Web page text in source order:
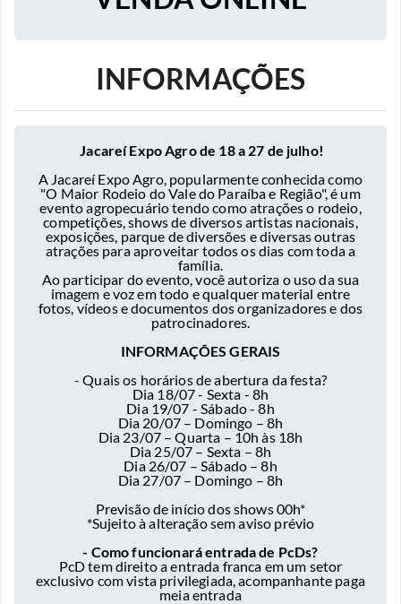
INFORMAÇÕES
Jacareí Expo Agro de 18 a 27 de julho!
A Jacareí Expo Agro, popularmente conhecida como
"O Maior Rodeio do Vale do Paraíba e Região", é um
evento agropecuário tendo como atrações o rodeio,
competições, shows de diversos artistas nacionais,
exposições, parque de diversões e diversas outras
atrações para aproveitar todos os dias com toda a
família.
Ao participar do evento, você autoriza o uso da sua
imagem e voz em todo e qualquer material entre
fotos, vídeos e documentos dos organizadores e dos
patrocinadores.
INFORMAÇÕES GERAIS
- Quais os horários de abertura da festa?
Dia 18/07 - Sexta - 8h
Dia 19/07 - Sábado - 8h
Dia 20/07 – Domingo – 8h
Dia 23/07 – Quarta – 10h às 18h
Dia 25/07 – Sexta – 8h
Dia 26/07 – Sábado – 8h
Dia 27/07 – Domingo – 8h
Previsão de início dos shows 00h*
*Sujeito à alteração sem aviso prévio
- Como funcionará entrada de PcDs?
PcD tem direito a entrada franca em um setor
exclusivo com vista privilegiada, acompanhante paga
meia entrada